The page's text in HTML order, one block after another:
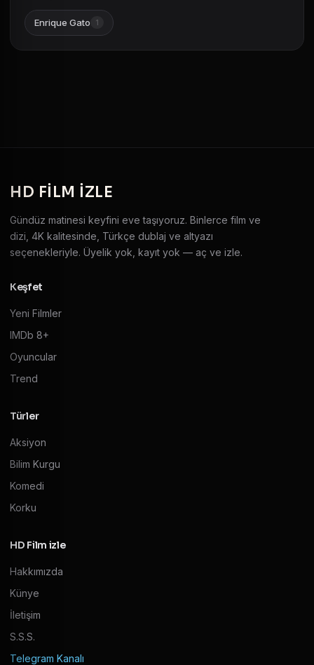
Enrique Gato 1
HD FILM IZLE
Gündüz matinesi keyfini eve taşıyoruz. Binlerce film ve
dizi, 4K kalitesinde, Türkçe dublaj ve altyazı
seçenekleriyle. Üyelik yok, kayıt yok — aç ve izle.
Keşfet
Yeni Filmler
IMDb 8+
Oyuncular
Trend
Türler
Aksiyon
Bilim Kurgu
Komedi
Korku
HD Film izle
Hakkımızda
Künye
İletişim
S.S.S.
Telegram Kanalı